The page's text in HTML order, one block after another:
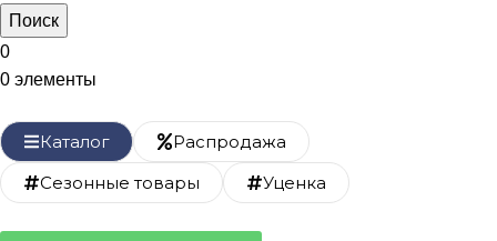
Поиск
0
0 элементы
Каталог
Распродажа
Сезонные товары
Уценка